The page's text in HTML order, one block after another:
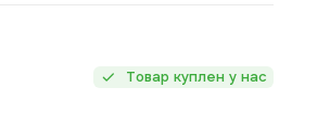
Товар куплен у нас